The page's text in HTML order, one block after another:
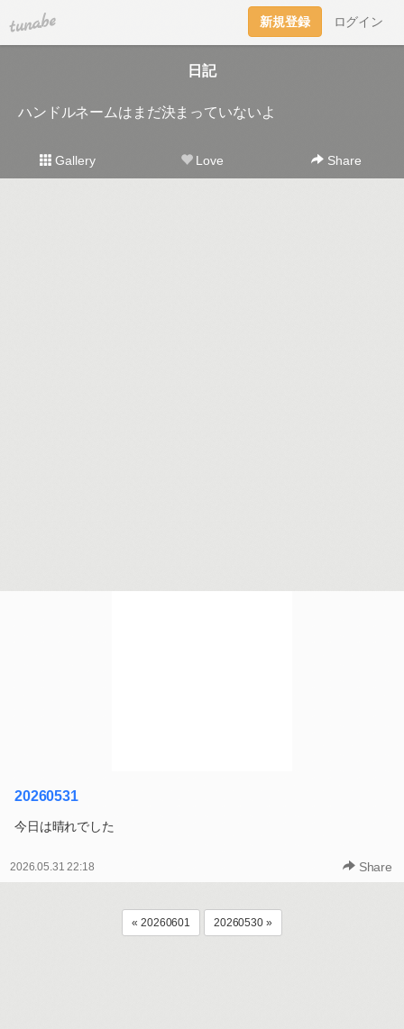
tuna.be 新規登録 ログイン
日記
ハンドルネームはまだ決まっていないよ
Gallery Love Share
20260531
今日は晴れでした
2026.05.31 22:18 Share
« 20260601 20260530 »